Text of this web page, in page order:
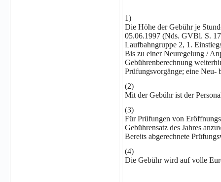
1)
Die Höhe der Gebühr je
05.06.1997 (Nds. GVBl. S.
Laufbahngruppe 2, 1.
Bis zu einer Neuregelung /
Gebührenberechnung
Prüfungsvorgänge; eine Neu-
(2)
Mit der Gebühr ist der
(3)
Für Prüfungen von
Gebührensatz des Jahres
Bereits abgerechnete
(4)
Die Gebühr wird auf volle